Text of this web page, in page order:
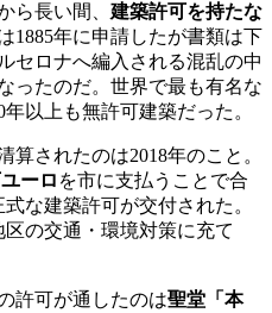
ら長い間、 建築許可を持たな
1885年に申請したが書類は下
セロナへ編入される混乱の中
ったのだ。世界で最も有名な
以上も無許可建築だった。
算されたのは2018年のこと。
ーロ を市に支払うことで合
な建築許可が交付された。
の交通・環境対策に充て
許可が通したのは聖堂「本